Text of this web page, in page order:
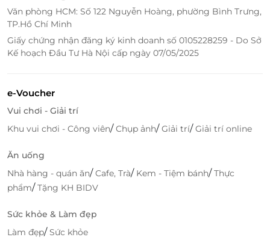
thú vị, giúp bạn có một ngày khám phá đầy đủ và
trọn vẹn.
Quốc, thỏa sức tham gia các trò chơi, trải nghiệm
công viên nước và các màn biểu diễn hấp dẫn. Sau
Văn phòng HCM: Số 122 Nguyễn Hoàng, phường Bình Trưng,
TP.Hồ Chí Minh
Giấy chứng nhận đăng ký kinh doanh số 0105228259 - Do Sở
Kế hoạch Đầu Tư Hà Nội cấp ngày 07/05/2025
e-Voucher
Vui chơi - Giải trí
Khu vui chơi - Công viên/Chụp ảnh/Giải trí/Giải trí online
Ăn uống
Nhà hàng - quán ăn/Cafe, Trà/ Kem - Tiệm bánh/Thực
phẩm/Tặng KH BIDV
Sức khỏe & Làm đẹp
Làm đẹp/Sức khỏe